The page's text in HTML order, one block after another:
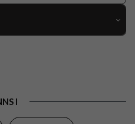
MagSafe-kompatibel
I